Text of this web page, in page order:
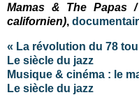
Mamas & The Papas
californien),
« La révolution du 78
Le siècle du jazz
Musique & cinéma : le
Le siècle du jazz